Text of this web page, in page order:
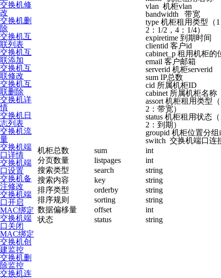
交换机修
改
交换机删
除
交换机互
联列表
交换机互
联添加
交换机互
联修改
交换机互
联删除
交换机详
情
交换机日
志列表
交换机流
量
交换机端
口详情
交换机端
口设置
交换机备
注修改
交换机端
口开启
MAC绑定
交换机端
口关闭
MAC绑定
交换机创
建监控
交换机删
除监控
交换机连
vlan 机柜vlan
bandwidth 带宽
type 机柜租用类型（
2：1/2，4：1/4）
expiretime 到期时间
clientid 客户id
cabinet_p 租用机柜的
email 客户邮箱
serverid 机柜serverid
sum IP总数
cid 所属机柜ID
cabinet 所属机柜名称
assort 机柜租用类型
2：带宽）
status 机柜租用状态
2：到期）
groupid 机柜位置分组
switch 交换机端口连
机柜总数
sum
int
分页数量
listpages
int
搜索类型
search
string
搜索内容
key
string
排序类型
orderby
string
排序规则
sorting
string
数据偏移量
offset
int
状态
status string